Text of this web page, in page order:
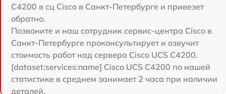
C4200 в сц Cisco в Санкт-Петербурге и привезет
обратно.
Позвоните и наш сотрудник сервис-центра Cisco в
Санкт-Петербурге проконсультирует и озвучит
стоимость работ над сервера Cisco UCS C4200.
[dataset:services:name] Cisco UCS C4200 по нашей
статистике в среднем занимает 2 часа при наличии
деталей.